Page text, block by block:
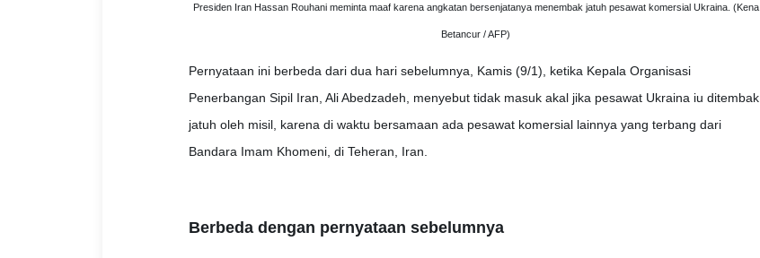
Presiden Iran Hassan Rouhani meminta maaf karena angkatan bersenjatanya menembak jatuh pesawat komersial Ukraina. (Kena
Betancur / AFP)
Pernyataan ini berbeda dari dua hari sebelumnya, Kamis (9/1), ketika Kepala Organisasi
Penerbangan Sipil Iran, Ali Abedzadeh, menyebut tidak masuk akal jika pesawat Ukraina iu ditembak
jatuh oleh misil, karena di waktu bersamaan ada pesawat komersial lainnya yang terbang dari
Bandara Imam Khomeni, di Teheran, Iran.
Berbeda dengan pernyataan sebelumnya